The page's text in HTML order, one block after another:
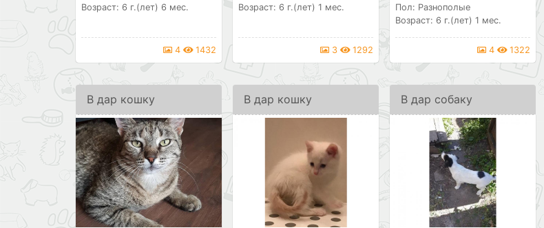
Возраст: 6 г.(лет) 6 мес.
4 1432
Возраст: 6 г.(лет) 1 мес.
3 1292
Пол: Разнополые
Возраст: 6 г.(лет) 1 мес.
4 1322
В дар кошку В дар кошку В дар собаку